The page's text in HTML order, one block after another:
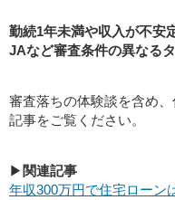
勤続1年未満や収入が不安
JAなど審査条件の異なる
審査落ちの体験談を含め
記事をご覧ください。
▶ 関連記事
年収300万円で住宅ローン